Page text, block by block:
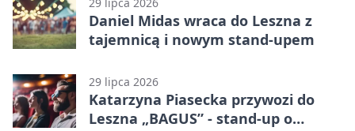
Daniel Midas wraca do Leszna z
tajemnicą i nowym stand-upem
29 lipca 2026
Katarzyna Piasecka przywozi do
Leszna „BAGUS” - stand-up o